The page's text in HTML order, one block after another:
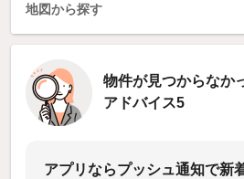
地図から探す
物件が見つからなか
アドバイス5
アプリならプッシュ通知で新